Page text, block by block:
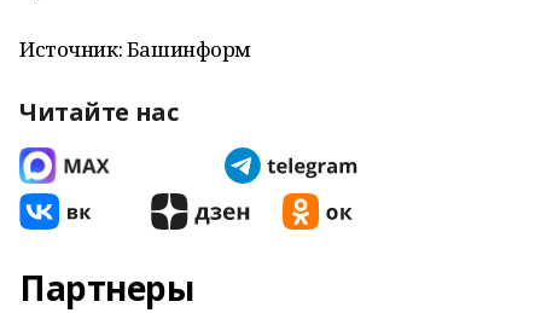
Источник: Башинформ
Читайте нас
Партнеры